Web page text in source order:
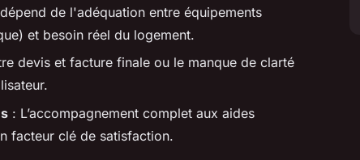
de l'adéquation entre équipements
et besoin réel du logement.
devis et facture finale ou le manque de clarté
: L’accompagnement complet aux aides
facteur clé de satisfaction.